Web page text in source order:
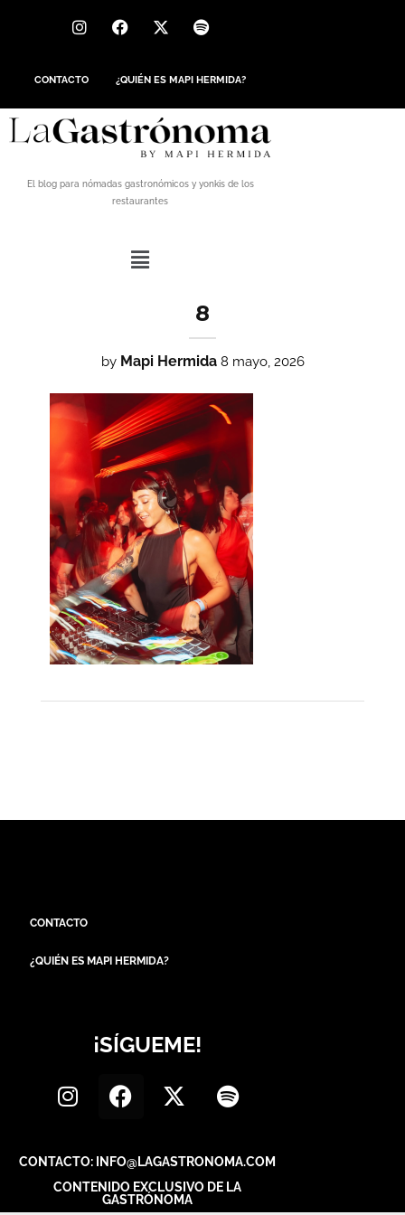
CONTACTO ¿QUIÉN ES MAPI HERMIDA?
El blog para nómadas gastronómicos y yonkis de los
restaurantes
8
by Mapi Hermida 8 mayo, 2026
CONTACTO
¿QUIÉN ES MAPI HERMIDA?
¡SÍGUEME!
CONTACTO: INFO@LAGASTRONOMA.COM
CONTENIDO EXCLUSIVO DE LA
GASTRÓNOMA